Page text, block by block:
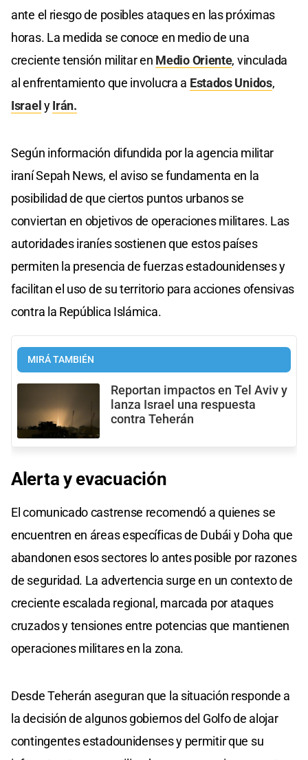
ante el riesgo de posibles ataques en las próximas
horas. La medida se conoce en medio de una
creciente tensión militar en Medio Oriente, vinculada
al enfrentamiento que involucra a Estados Unidos,
IsraelyIrán.
Según información difundida por la agencia militar
iraní Sepah News, el aviso se fundamenta en la
posibilidad de que ciertos puntos urbanos se
conviertan en objetivos de operaciones militares. Las
autoridades iraníes sostienen que estos países
permiten la presencia de fuerzas estadounidenses y
facilitan el uso de su territorio para acciones ofensivas
contra la República Islámica.
MIRÁ TAMBIÉN
Reportan impactos en Tel Aviv y
lanza Israel una respuesta
contra Teherán
Alerta y evacuación
El comunicado castrense recomendó a quienes se
encuentren en áreas específicas de Dubái y Doha que
abandonen esos sectores lo antes posible por razones
de seguridad. La advertencia surge en un contexto de
creciente escalada regional, marcada por ataques
cruzados y tensiones entre potencias que mantienen
operaciones militares en la zona.
Desde Teherán aseguran que la situación responde a
la decisión de algunos gobiernos del Golfo de alojar
contingentes estadounidenses y permitir que su